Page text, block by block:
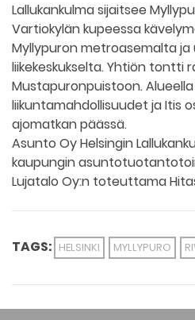
Lallukankulma sijaitsee
Vartiokylän kupeessa
Myllypuron metroasemalta
liikekeskukselta. Yhtiön tontti
Mustapuronpuistoon.
liikuntamahdollisuudet ja Itis
ajomatkan päässä.
Asunto Oy Helsingin
kaupungin
Lujatalo Oy:n toteuttama
TAGS: HELSINKI MYLLYPURO